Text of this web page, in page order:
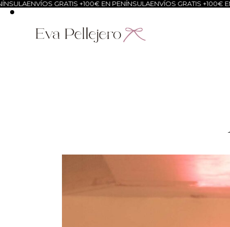
ENVÍOS GRATIS +100€ EN PENÍNSULAENVÍOS GRATIS +100€ EN